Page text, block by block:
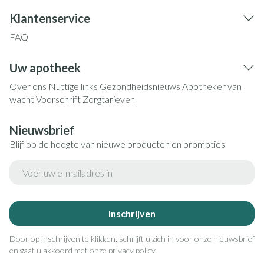
Klantenservice
FAQ
Uw apotheek
Over ons Nuttige links Gezondheidsnieuws Apotheker van
wachtVoorschrift Zorgtarieven
Nieuwsbrief
Blijf op de hoogte van nieuwe producten en promoties
Inschrijven
Door op inschrijven te klikken, schrijft u zich in voor onze nieuwsbrief
en gaat u akkoord met onze privacy policy.